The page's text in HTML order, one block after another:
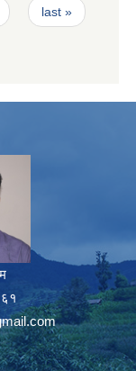
last »